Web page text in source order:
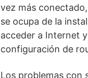
vez más
se ocupa de la
acceder a Internet
configuración de
Los problemas con